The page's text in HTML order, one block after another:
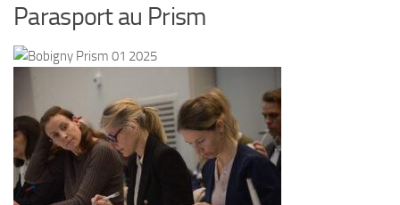
Parasport au Prism